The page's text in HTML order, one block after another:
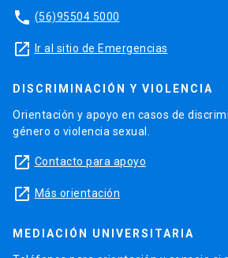
phone (56)95504 5000
launch Ir al sitio de Emergencias
DISCRIMINACIÓN Y VIOLENCIA
Orientación y apoyo en casos de
género o violencia sexual.
launch Contacto para apoyo
launch Más orientación
MEDIACIÓN UNIVERSITARIA